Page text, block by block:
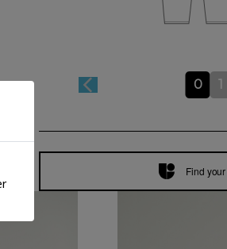
0 1
Find